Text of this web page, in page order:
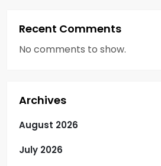
Recent Comments
No comments to show.
Archives
August 2026
July 2026